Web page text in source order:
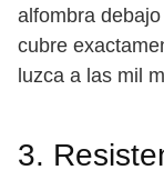
alfombra
cubre
luzca a las mil
3.